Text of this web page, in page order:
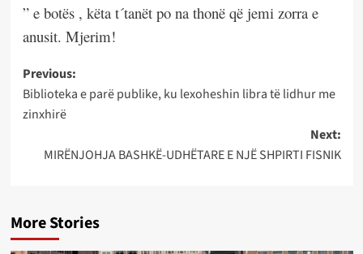
” e botës , këta t´tanët po na thonë që jemi zorra e
anusit. Mjerim!
Post
navigation
Previous:
Biblioteka e parë publike, ku lexoheshin libra të lidhur me
zinxhirë
Next:
MIRËNJOHJA BASHKË-UDHËTARE E NJË SHPIRTI FISNIK
More Stories